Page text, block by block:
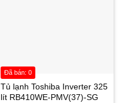
Tủ lạnh Toshiba Inverter 325
lít RB410WE-PMV(37)-SG
Đã bán: 0